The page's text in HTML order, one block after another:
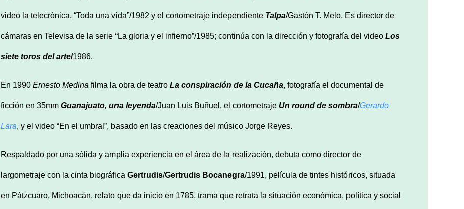
video la telecrónica, “Toda una vida”/1982 y el cortometraje independiente Talpa/Gastón T. Melo. Es director de
cámaras en Televisa de la serie “La gloria y el infierno”/1985; continúa con la dirección y fotografía del video Los
siete toros del arte/1986.
En 1990 Ernesto Medina filma la obra de teatro La conspiración de la Cucaña, fotografía el documental de
ficción en 35mm Guanajuato, una leyenda/Juan Luis Buñuel, el cortometraje Un round de sombra/Gerardo
Lara, y el video “En el umbral”, basado en las creaciones del músico Jorge Reyes.
Respaldado por una sólida y amplia experiencia en el área de la realización, debuta como director de
largometraje con la cinta biográfica Gertrudis/Gertrudis Bocanegra/1991, película de tintes históricos, situada
en Pátzcuaro, Michoacán, relato que da inicio en 1785, trama que retrata la situación económica, política y social